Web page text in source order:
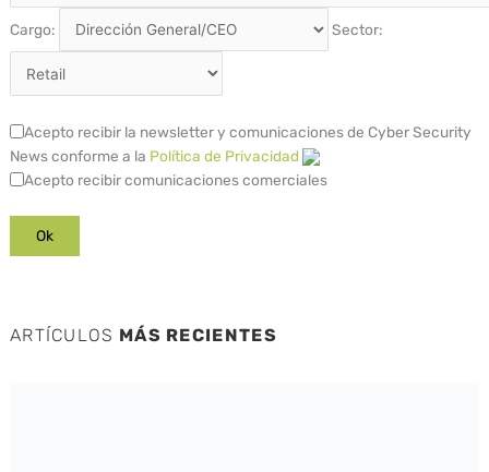
Cargo: Sector:
Acepto recibir la newsletter y comunicaciones de Cyber Security
News conforme a la Política de Privacidad
Acepto recibir comunicaciones comerciales
ARTÍCULOS MÁS RECIENTES